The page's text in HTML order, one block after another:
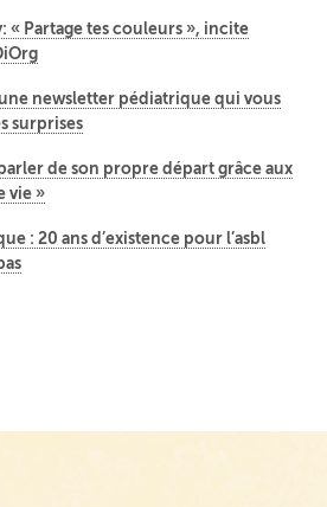
« Partage tes couleurs », incite
newsletter pédiatrique qui vous
surprises
de son propre départ grâce aux
vie »
: 20 ans d’existence pour l’asbl